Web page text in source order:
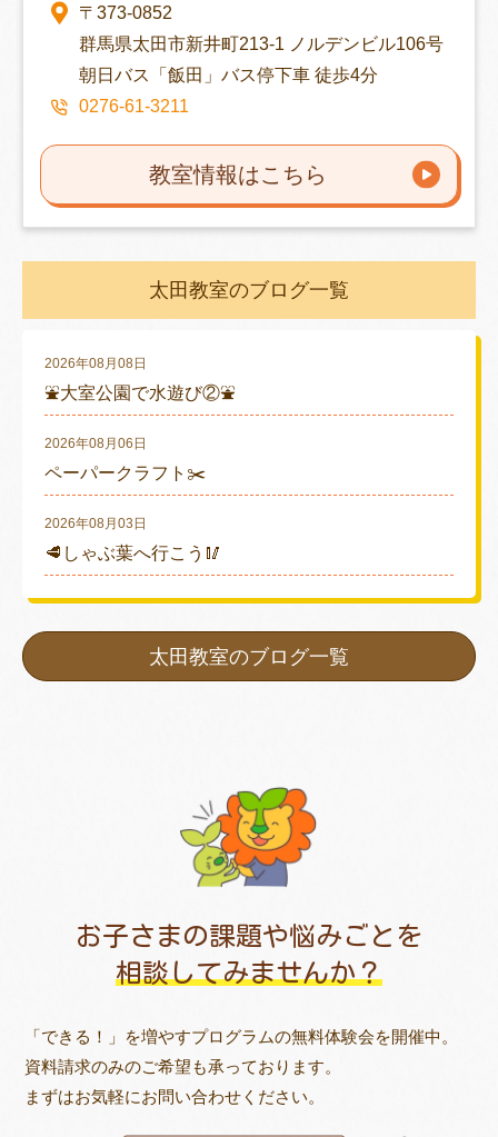
〒373-0852
群馬県太田市新井町213-1 ノルデンビル106号
朝日バス「飯田」バス停下車 徒歩4分
0276-61-3211
教室情報はこちら
太田教室のブログ一覧
2026年08月08日
⛲大室公園で水遊び②⛲
2026年08月06日
ペーパークラフト✂️
2026年08月03日
🥩しゃぶ葉へ行こう🥢
太田教室のブログ一覧
お子さまの課題や悩みごとを
相談してみませんか？
「できる！」を増やすプログラムの無料体験会を開催中。
資料請求のみのご希望も承っております。
まずはお気軽にお問い合わせください。